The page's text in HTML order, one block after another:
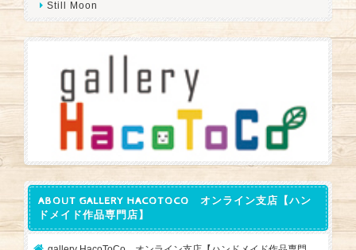
Still Moon
ABOUT GALLERY HACOTOCO オンライン支店【ハン
ドメイド作品専門店】